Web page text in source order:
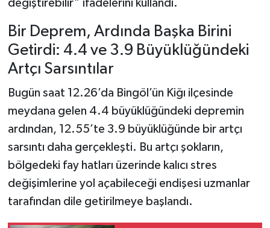
değiştirebilir” ifadelerini kullandı.
Bir Deprem, Ardında Başka Birini
Getirdi: 4.4 ve 3.9 Büyüklüğündeki
Artçı Sarsıntılar
Bugün saat 12.26’da Bingöl’ün Kiğı ilçesinde
meydana gelen 4.4 büyüklüğündeki depremin
ardından, 12.55’te 3.9 büyüklüğünde bir artçı
sarsıntı daha gerçekleşti. Bu artçı şokların,
bölgedeki fay hatları üzerinde kalıcı stres
değişimlerine yol açabileceği endişesi uzmanlar
tarafından dile getirilmeye başlandı.